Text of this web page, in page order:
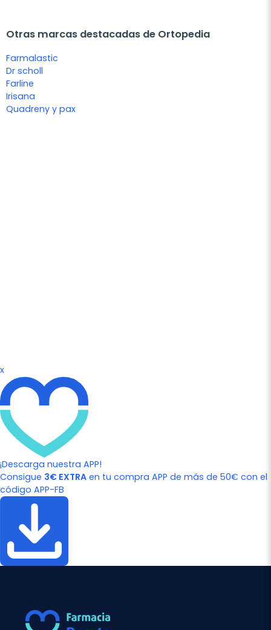
Otras marcas destacadas de Ortopedia
Farmalastic
Dr scholl
Farline
Irisana
Quadreny y pax
x
¡Descarga nuestra APP!
Consigue 3€ EXTRA en tu compra APP de más de 50€ con el
código APP-FB